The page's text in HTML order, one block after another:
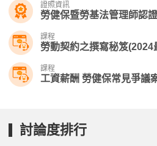
證照資訊
勞健保暨勞基法管理師認證
課程
勞動契約之撰寫秘笈(2024
課程
工資薪酬 勞健保常見爭議
討論度排行